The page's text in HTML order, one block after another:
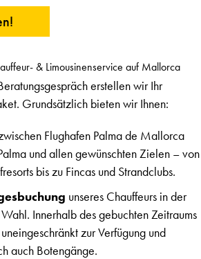
& Limousinenservice auf Mallorca
erstellen wir Ihr
Grundsätzlich bieten wir Ihnen:
Flughafen Palma de Mallorca
und allen gewünschten Zielen – von
bis zu Fincas und Strandclubs.
unseres Chauffeurs in der
Innerhalb des gebuchten Zeitraums
zur Verfügung und
auch Botengänge.